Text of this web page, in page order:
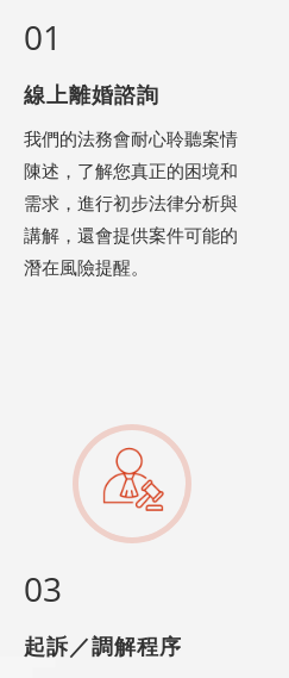
01
線上離婚諮詢
我們的法務會耐心聆聽案情
陳述，了解您真正的困境和
需求，進行初步法律分析與
講解，還會提供案件可能的
潛在風險提醒。
03
起訴／調解程序